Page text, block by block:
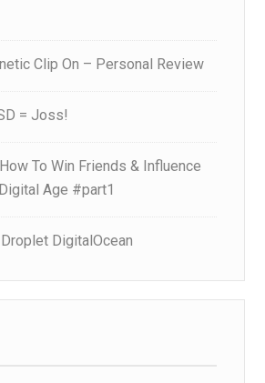
Clip On – Personal Review
= Joss!
To Win Friends & Influence
Age #part1
DigitalOcean